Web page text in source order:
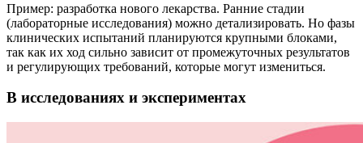
Пример: разработка нового лекарства. Ранние стадии
(лабораторные исследования) можно детализировать. Но фазы
клинических испытаний планируются крупными блоками,
так как их ход сильно зависит от промежуточных результатов
и регулирующих требований, которые могут измениться.
В исследованиях и экспериментах